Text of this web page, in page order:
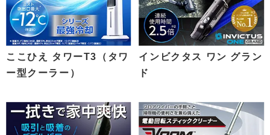
ここひえ タワーT3（タワ
ー型クーラー）
インビクタス ワン グラン
ド